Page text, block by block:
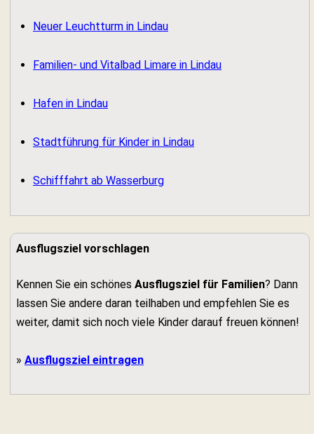
Neuer Leuchtturm in Lindau
Familien- und Vitalbad Limare in Lindau
Hafen in Lindau
Stadtführung für Kinder in Lindau
Schifffahrt ab Wasserburg
Ausflugsziel vorschlagen
Kennen Sie ein schönes Ausflugsziel für Familien? Dann
lassen Sie andere daran teilhaben und empfehlen Sie es
weiter, damit sich noch viele Kinder darauf freuen können!
» Ausflugsziel eintragen